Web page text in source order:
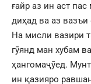
ғайр аз ин аст
диҳад ва аз
На мисли вазири
гӯянд ман хубам
ҳангомаҷӯед.
ин қазияро